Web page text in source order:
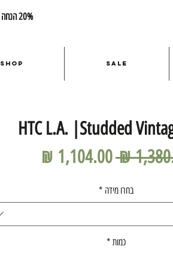
HTC L.A. |Studded
מחיר
רגילבחרו מידה *
כמות *
20% הנחה - קוד קופון: MC2
Shop Sale